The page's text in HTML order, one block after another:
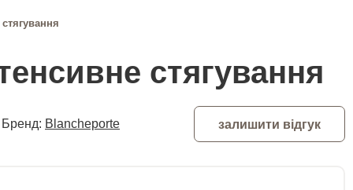
стягування
Бренд: Blancheporte залишити відгук